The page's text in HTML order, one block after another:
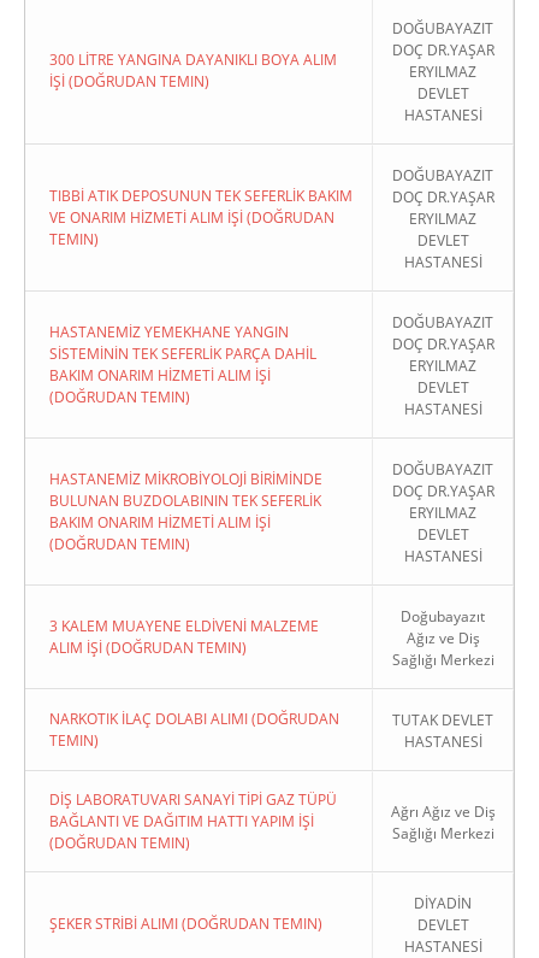
300 LİTRE YANGINA DAYANIKLI BOYA ALIM
İŞİ (DOĞRUDAN TEMIN)
DOĞUBAYAZIT
DOÇ DR.YAŞAR
ERYILMAZ
DEVLET
HASTANESİ
TIBBİ ATIK DEPOSUNUN TEK SEFERLİK BAKIM
VE ONARIM HİZMETİ ALIM İŞİ (DOĞRUDAN
TEMIN)
DOĞUBAYAZIT
DOÇ DR.YAŞAR
ERYILMAZ
DEVLET
HASTANESİ
HASTANEMİZ YEMEKHANE YANGIN
SİSTEMİNİN TEK SEFERLİK PARÇA DAHİL
BAKIM ONARIM HİZMETİ ALIM İŞİ
(DOĞRUDAN TEMIN)
DOĞUBAYAZIT
DOÇ DR.YAŞAR
ERYILMAZ
DEVLET
HASTANESİ
HASTANEMİZ MİKROBİYOLOJİ BİRİMİNDE
BULUNAN BUZDOLABININ TEK SEFERLİK
BAKIM ONARIM HİZMETİ ALIM İŞİ
(DOĞRUDAN TEMIN)
DOĞUBAYAZIT
DOÇ DR.YAŞAR
ERYILMAZ
DEVLET
HASTANESİ
3 KALEM MUAYENE ELDİVENİ MALZEME
ALIM İŞİ (DOĞRUDAN TEMIN)
Doğubayazıt
Ağız ve Diş
Sağlığı Merkezi
NARKOTIK İLAÇ DOLABI ALIMI (DOĞRUDAN
TEMIN)
TUTAK DEVLET
HASTANESİ
DİŞ LABORATUVARI SANAYİ TİPİ GAZ TÜPÜ
BAĞLANTI VE DAĞITIM HATTI YAPIM İŞİ
(DOĞRUDAN TEMIN)
Ağrı Ağız ve Diş
Sağlığı Merkezi
ŞEKER STRİBİ ALIMI (DOĞRUDAN TEMIN)
DİYADİN
DEVLET
HASTANESİ